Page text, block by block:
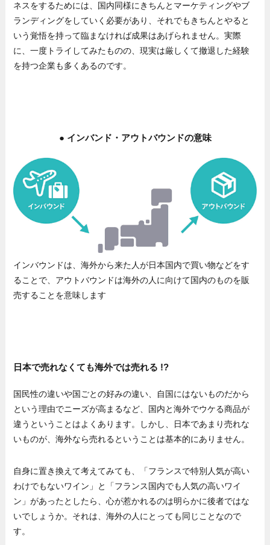
ネスをするためには、国内同様にきちんとマーケティングやブ
ランディングをしていく必要があり、それでもきちんとやると
いう覚悟を持って臨まなければ成果はあげられません。実際
に、一度トライしてみたものの、現実は厳しくて撤退した経験
を持つ企業も多くあるのです。
● インバンド・アウトバウンドの意味
インバウンドは、海外から来た人が日本国内で買い物などをす
ることで、アウトバウンドは海外の人に向けて国内のものを販
売することを意味します
日本で売れなくても海外では売れる !?
国民性の違いや国ごとの好みの違い、自国にはないものだから
という理由でニーズが高まるなど、国内と海外でウケる商品が
違うということはよくあります。しかし、日本であまり売れな
いものが、海外なら売れるということは基本的にありません。
自身に置き換えて考えてみても、「フランスで特別人気が高い
わけでもないワイン」と「フランス国内でも人気の高いワイ
ン」があったとしたら、心が惹かれるのは明らかに後者ではな
いでしょうか。それは、海外の人にとっても同じことなので
す。